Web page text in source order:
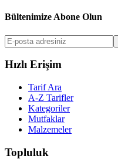
Bültenimize Abone Olun
Hızlı Erişim
Tarif Ara
A-Z Tarifler
Kategoriler
Mutfaklar
Malzemeler
Topluluk